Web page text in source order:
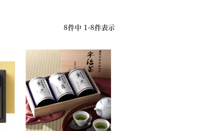
8件中 1 -8件表示